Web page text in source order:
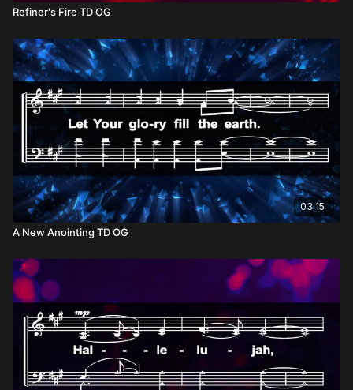
Refiner's Fire TD OG
03:15
A New Anointing TD OG